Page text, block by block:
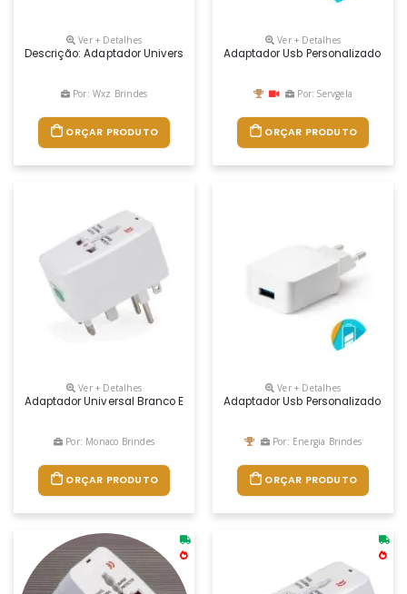
Ver + Detalhes
Descrição: Adaptador Universal Branco Em Plástico Resistente.possui
Por: Wxz Brindes
ORÇAR PRODUTO
Ver + Detalhes
Adaptador Usb Personalizado
Por: Servgela
ORÇAR PRODUTO
Ver + Detalhes
Adaptador Universal Branco Em Plástico Resistente.possui Plug
Por: Monaco Brindes
ORÇAR PRODUTO
Ver + Detalhes
Adaptador Usb Personalizado
Por: Energia Brindes
ORÇAR PRODUTO